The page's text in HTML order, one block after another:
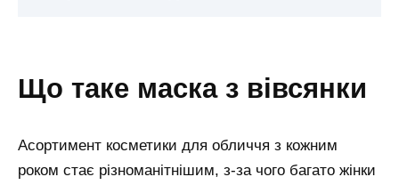
що таке маска з вівсянки
Асортимент косметики для обличчя з кожним
роком стає різноманітнішим, з-за чого багато жінки